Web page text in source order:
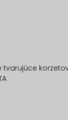
tvarujúce